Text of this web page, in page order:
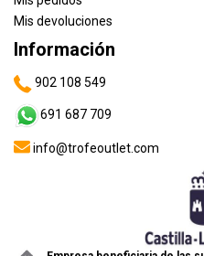
Mis devoluciones
Información
902 108 549
691 687 709
info@trofeoutlet.com